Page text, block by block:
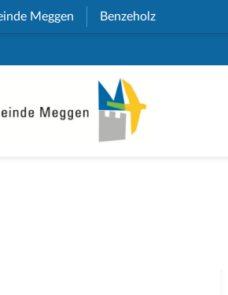
Meggen (External Link)
Benzeholz(External Link)